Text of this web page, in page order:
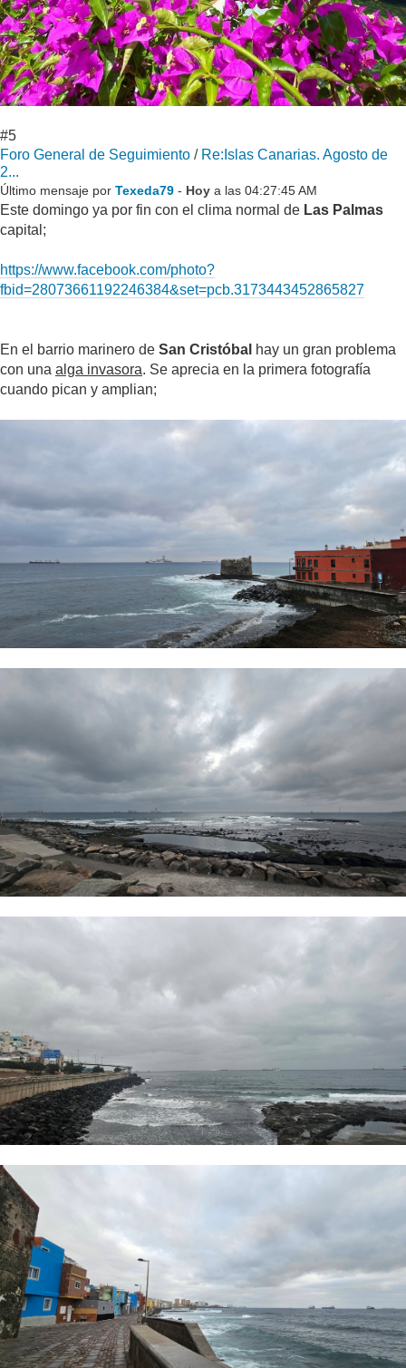
#5
Foro General de Seguimiento / Re:Islas Canarias. Agosto de
2...
Último mensaje por Texeda79 - Hoy a las 04:27:45 AM
Este domingo ya por fin con el clima normal de Las Palmas
capital;
https://www.facebook.com/photo?
fbid=28073661192246384&set=pcb.3173443452865827
En el barrio marinero de San Cristóbal hay un gran problema
con una alga invasora. Se aprecia en la primera fotografía
cuando pican y amplian;